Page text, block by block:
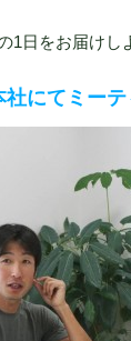
1日をお届けし
にてミーテ